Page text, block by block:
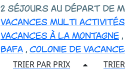
2 séjours au départ de
vacances multi activités
vacances à la montagne ,
bafa ,colonie de
TRIER PAR PRIX